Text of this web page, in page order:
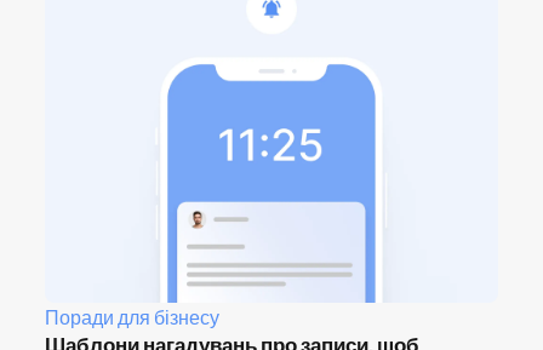
Поради для бізнесу
Шаблони нагадувань про записи, щоб